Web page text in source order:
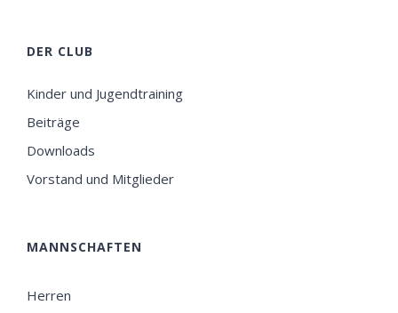
DER CLUB
Kinder und Jugendtraining
Beiträge
Downloads
Vorstand und Mitglieder
MANNSCHAFTEN
Herren